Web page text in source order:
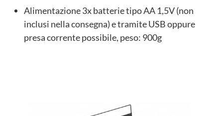
Alimentazione 3x batterie tipo AA 1,5V (non
inclusi nella consegna) e tramite USB oppure
presa corrente possibile, peso: 900g